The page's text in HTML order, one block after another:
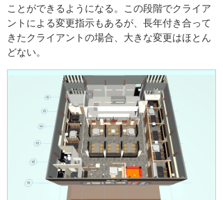
ことができるようになる。この段階でクライア
ントによる変更指示もあるが、長年付き合って
きたクライアントの場合、大きな変更はほとん
どない。